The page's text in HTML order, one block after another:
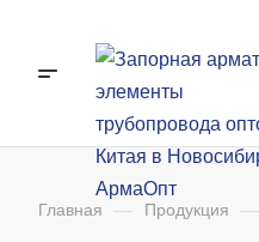
Главная — Продукция —